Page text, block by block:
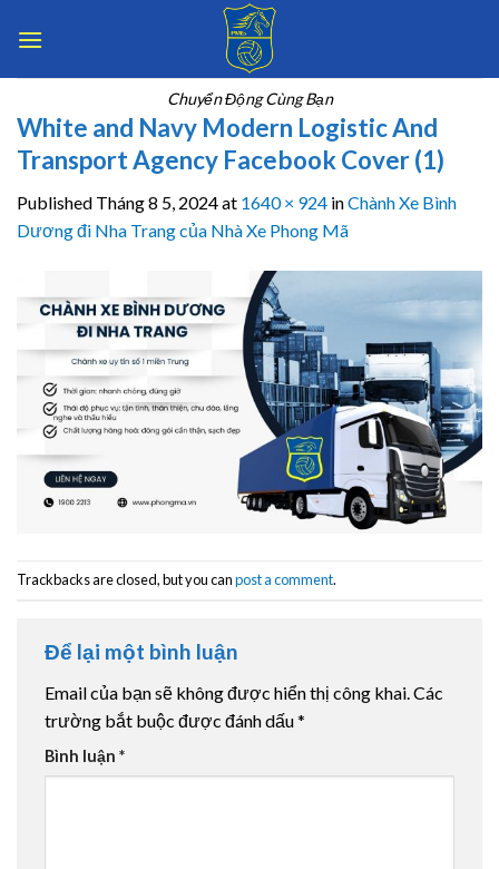
Chuyển Động Cùng Bạn
White and Navy Modern Logistic And
Transport Agency Facebook Cover (1)
Published Tháng 8 5, 2024at 1640 × 924 inChành Xe Bình
Dương đi Nha Trang của Nhà Xe Phong Mã
Trackbacks are closed, but you canpost a comment.
Để lại một bình luận
Email của bạn sẽ không được hiển thị công khai.Các
trường bắt buộc được đánh dấu*
Bình luận *